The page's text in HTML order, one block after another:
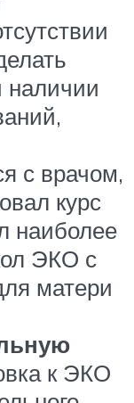
наличии
с врачом,
курс
наиболее
ЭКО с
матери
к ЭКО